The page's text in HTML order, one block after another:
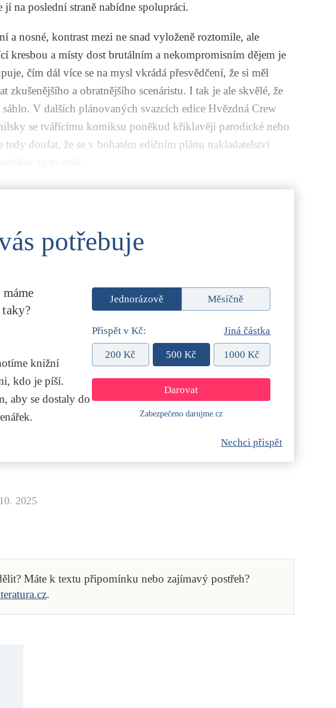
na poslední straně nabídne spolupráci.
a nosné, kontrast mezi ne snad vyloženě roztomile, ale
kresbou a místy dost brutálním a nekompromisním dějem je
čím dál více se na mysl vkrádá přesvědčení, že si měl
zkušenějšího a obratnějšího scenáristu. I tak je ale skvělé, že
V dalších plánovaných svazcích edice Hvězdná Crew
se tvářícímu komiksu poněkud křiklavěji parodické nebo
doufat, že se v bohatém edičním plánu nakladatelství
potřebuje
knižní
kdo je píší.
aby se dostaly do
Jednorázově Měsíčně
Přispět v Kč: Jiná částka
200 Kč 500 Kč 1000 Kč
Zabezpečeno darujme.cz
Nechci přispět
2025
Máte k textu připomínku nebo zajímavý postřeh?
.